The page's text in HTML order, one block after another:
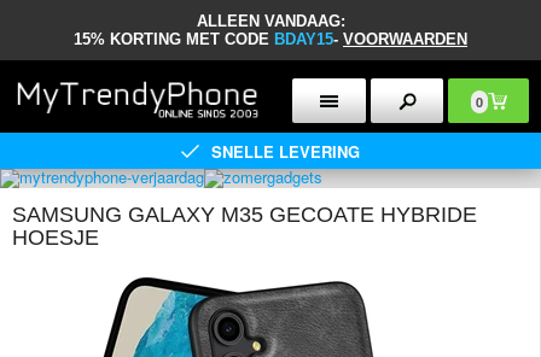
ALLEEN VANDAAG:
15% KORTING MET CODE BDAY15- VOORWAARDEN
0
SNELLE LEVERING
SAMSUNG GALAXY M35 GECOATE HYBRIDE
HOESJE